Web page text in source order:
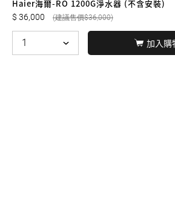
Haier海爾-RO 1200G淨水器 (不含安裝)
36,000 36,000
加入購
© BERNARD 2021